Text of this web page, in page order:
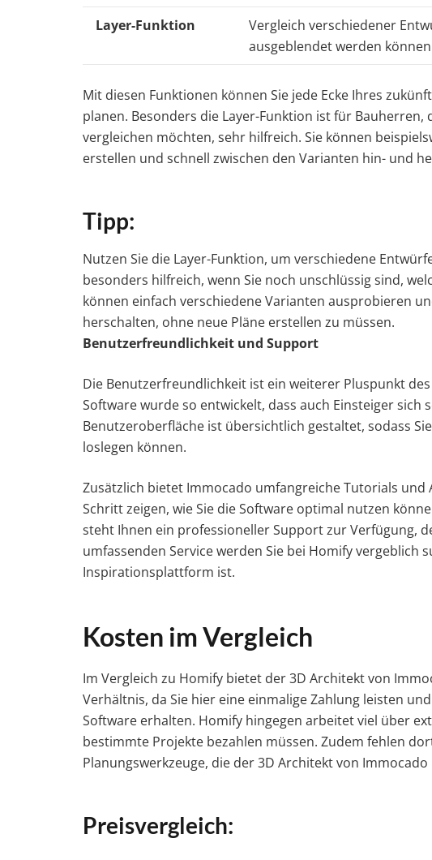
Layer-Funktion
Vergleich verschiedener
ausgeblendet werden
Mit diesen Funktionen können Sie jede Ecke Ihres
planen. Besonders die Layer-Funktion ist für
vergleichen möchten, sehr hilfreich. Sie können
erstellen und schnell zwischen den Varianten hin- und
Tipp:
Nutzen Sie die Layer-Funktion, um verschiedene
besonders hilfreich, wenn Sie noch unschlüssig sind,
können einfach verschiedene Varianten ausprobieren
herschalten, ohne neue Pläne erstellen zu müssen.
Benutzerfreundlichkeit und Support
Die Benutzerfreundlichkeit ist ein weiterer Pluspunkt
Software wurde so entwickelt, dass auch Einsteiger sich
Benutzeroberfläche ist übersichtlich gestaltet, sodass
loslegen können.
Zusätzlich bietet Immocado umfangreiche Tutorials
Schritt zeigen, wie Sie die Software optimal nutzen
steht Ihnen ein professioneller Support zur Verfügung,
umfassenden Service werden Sie bei Homify vergeblich
Inspirationsplattform ist.
Kosten im Vergleich
Im Vergleich zu Homify bietet der 3D Architekt von
Verhältnis, da Sie hier eine einmalige Zahlung leisten
Software erhalten. Homify hingegen arbeitet viel über
bestimmte Projekte bezahlen müssen. Zudem fehlen
Planungswerkzeuge, die der 3D Architekt von
Preisvergleich: